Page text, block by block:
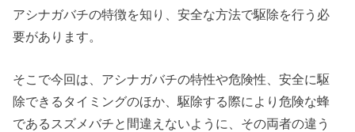
アシナガバチの特徴を知り、安全な方法で駆除を行う必
要があります。
そこで今回は、アシナガバチの特性や危険性、安全に駆
除できるタイミングのほか、駆除する際により危険な蜂
であるスズメバチと間違えないように、その両者の違う